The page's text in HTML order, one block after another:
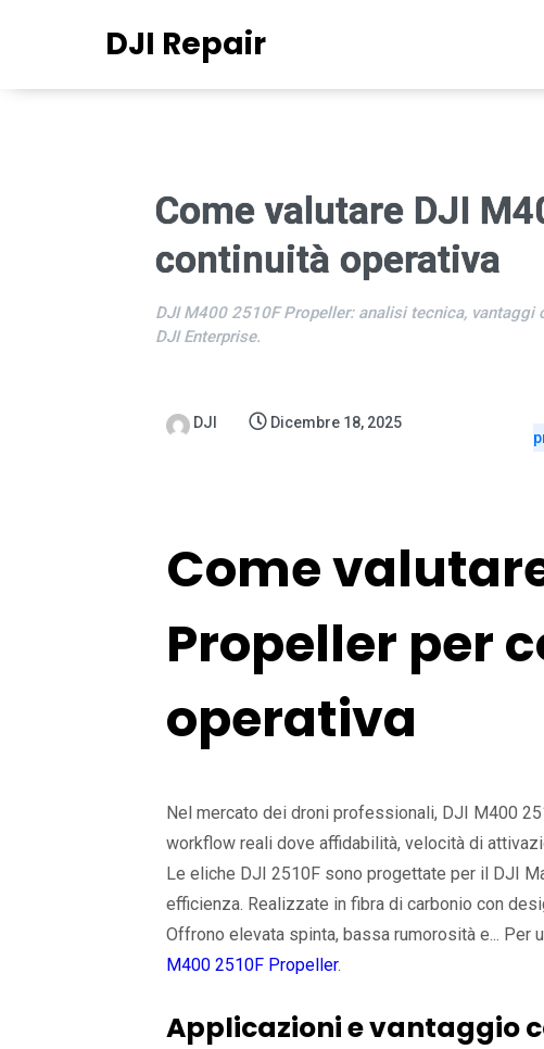
DJI Repair
Come valutare DJI
continuità operativa
DJI M400 2510F Propeller: analisi tecnica,
DJI Enterprise.
DJI Dicembre 18, 2025
Come
Propeller per
operativa
Nel mercato dei droni professionali, DJI M400
workflow reali dove affidabilità, velocità di
Le eliche DJI 2510F sono progettate per il DJI
efficienza. Realizzate in fibra di carbonio con
Offrono elevata spinta, bassa rumorosità e... Per
M400 2510F Propeller.
Applicazioni e vantaggio